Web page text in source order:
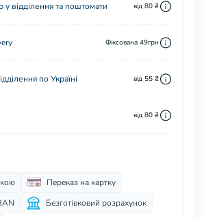
відділення та поштомати від 80 ₴
Фіксована 49грн
по Україні від 55 ₴
від 80 ₴
Переказ на картку
Безготівковий розрахунок